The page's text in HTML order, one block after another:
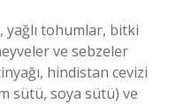
yağlı tohumlar, bitki
ve sebzeler
hindistan cevizi
sütü, soya sütü) ve